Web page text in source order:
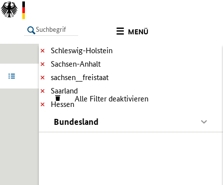
MENÜ
LISTE
Schleswig-Holstein
Sachsen-Anhalt
sachsen__freistaat
Saarland
Hessen
Alle Filter deaktivieren
Bundesland